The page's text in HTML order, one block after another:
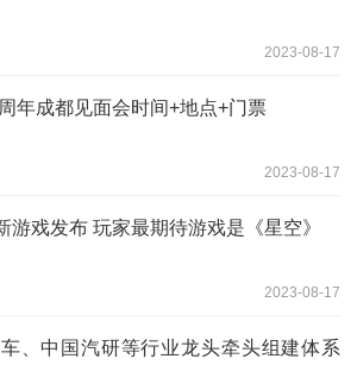
2023-08-17
年成都见面会时间+地点+门票
2023-08-17
游戏发布 玩家最期待游戏是《星空》
2023-08-17
、中国汽研等行业龙头牵头组建体系